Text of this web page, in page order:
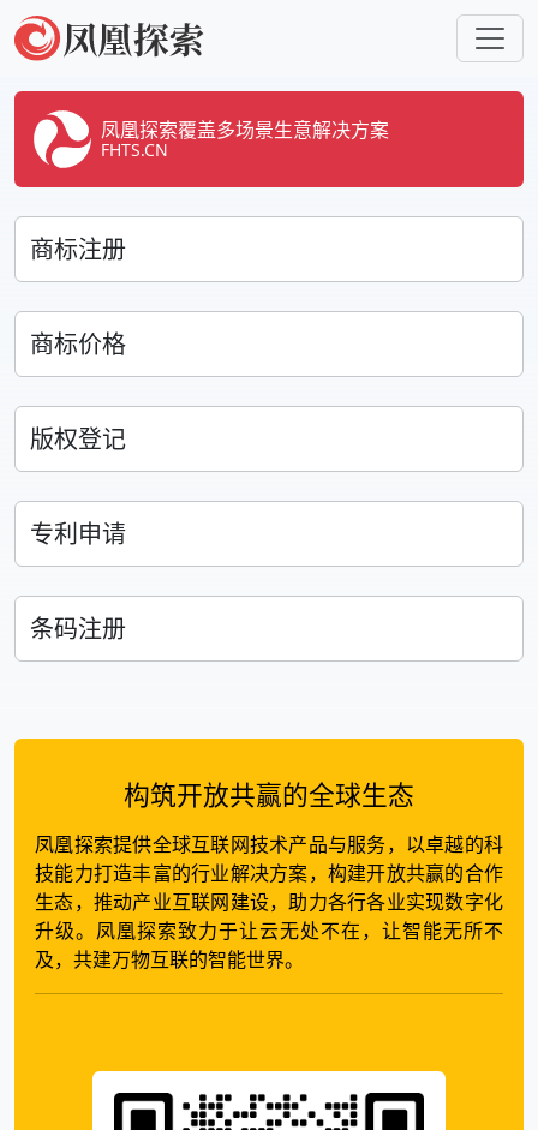
凤凰探索覆盖多场景生意解决方案
FHTS.CN
商标注册
商标价格
版权登记
专利申请
条码注册
构筑开放共赢的全球生态
凤凰探索提供全球互联网技术产品与服务，以卓越的科
技能力打造丰富的行业解决方案，构建开放共赢的合作
生态，推动产业互联网建设，助力各行各业实现数字化
升级。凤凰探索致力于让云无处不在，让智能无所不
及，共建万物互联的智能世界。